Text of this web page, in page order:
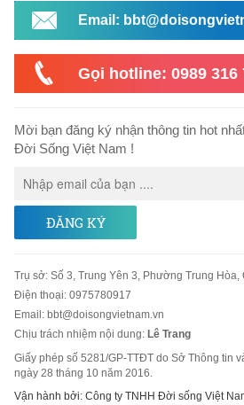
Email:
Gọi hotline: 0989 316
Mời bạn đăng ký nhận thông tin hot
Đời Sống Việt Nam !
ĐĂNG KÝ
Trụ sở: Số 3, Trung Yên 3, Phường Trung Hòa,
Điện thoại: 0975780917
Email : bbt@doisongvietnam.vn
Chịu trách nhiệm nội dung: Lê Trang
Giấy phép số 5281/GP-TTĐT do Sở Thông tin
ngày 28 tháng 10 năm 2016.
Vận hành bởi: Công ty TNHH Đời sống Việt